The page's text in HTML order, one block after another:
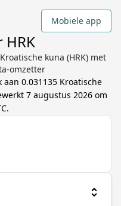
Mobiele app
HRK
kuna (HRK) met
omzetter
aan 0.031135 Kroatische
7 augustus 2026 om
.